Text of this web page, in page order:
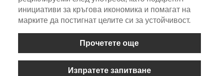
инициативи за кръгова икономика и помагат на
марките да постигнат целите си за устойчивост.
Прочетете още
Изпратете запитване